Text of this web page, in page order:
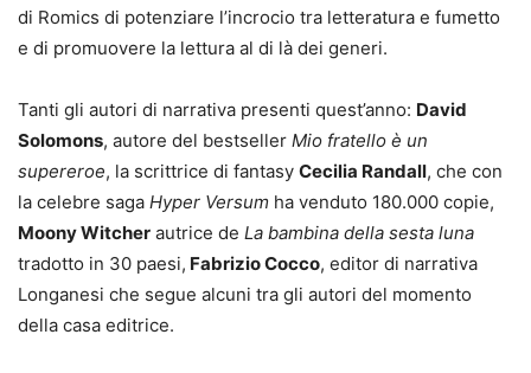
di Romics di potenziare l’incrocio tra letteratura e fumetto
e di promuovere la lettura al di là dei generi.
Tanti gli autori di narrativa presenti quest’anno: David
Solomons, autore del bestseller Mio fratello è un
supereroe, la scrittrice di fantasy Cecilia Randall, che con
la celebre saga Hyper Versum ha venduto 180.000 copie,
Moony Witcher autrice de La bambina della sesta luna
tradotto in 30 paesi, Fabrizio Cocco, editor di narrativa
Longanesi che segue alcuni tra gli autori del momento
della casa editrice.